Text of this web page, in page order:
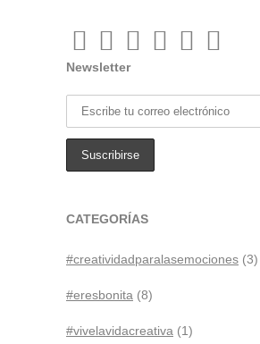
Newsletter
CATEGORÍAS
#creatividadparalasemociones (3)
#eresbonita (8)
#vivelavidacreativa (1)